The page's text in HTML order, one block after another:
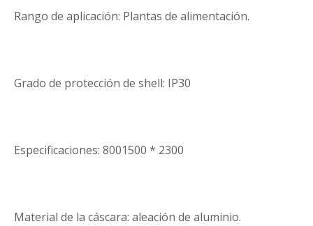
Rango de aplicación: Plantas de alimentación.
Grado de protección de shell: IP30
Especificaciones: 8001500 * 2300
Material de la cáscara: aleación de aluminio.